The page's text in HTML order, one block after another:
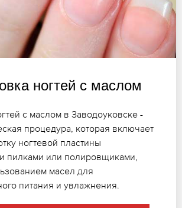
ногтей с маслом
с маслом в Заводоуковске -
процедура, которая включает
ногтевой пластины
пилками или полировщиками,
масел для
питания и увлажнения.